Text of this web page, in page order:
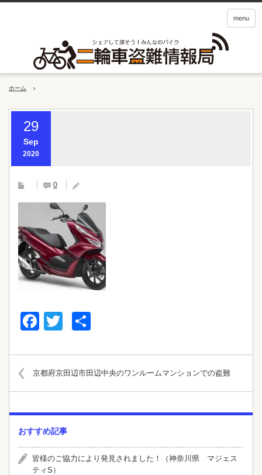
menu
ホーム
29
Sep
2020
0
Facebook
Twitter
京都府京田辺市田辺中央のワンルームマンションでの盗難
おすすめ記事
皆様のご協力により発見されました！（神奈川県 マジェス
ティS）